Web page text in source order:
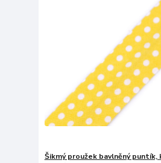
Šikmý proužek bavlněný puntík,